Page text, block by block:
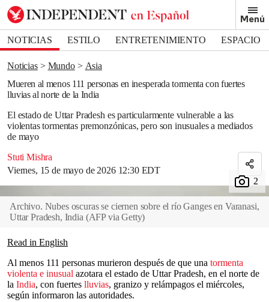
Menú
NOTICIAS ESTILO ENTRETENIMIENTO
ESPACIO
DEPORTES
Noticias Mundo
Asia
Mueren al menos 111 personas en inesperada tormenta con fuertes
lluvias al norte de la India
El estado de Uttar Pradesh es particularmente vulnerable a las
violentas tormentas premonzónicas, pero son inusuales a mediados
de mayo
Stuti Mishra
Viernes, 15 de mayo de 2026 12:30 EDT
Bookmark popover
Removed from bookmarks
Close popover
Archivo. Nubes oscuras se ciernen sobre el río Ganges en Varanasi,
Uttar Pradesh, India (AFP via Getty)
Read in English
Al menos 111 personas murieron después de que una tormenta
violenta e inusual azotara el estado de Uttar Pradesh, en el norte de
la India, con fuertes lluvias, granizo y relámpagos el miércoles,
según informaron las autoridades.